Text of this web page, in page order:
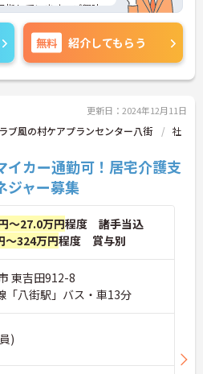
指しています。ご興味
までお問い合わせ下さ
無料 紹介してもらう
更新日：2024年12月11日
ブ風の村ケアプランセンター八街
社
イカー通勤可！居宅介護支
ジャー募集
～27.0万円程度 諸手当込
～324万円程度 賞与別
東吉田912-8
「八街駅」バス・車13分
)